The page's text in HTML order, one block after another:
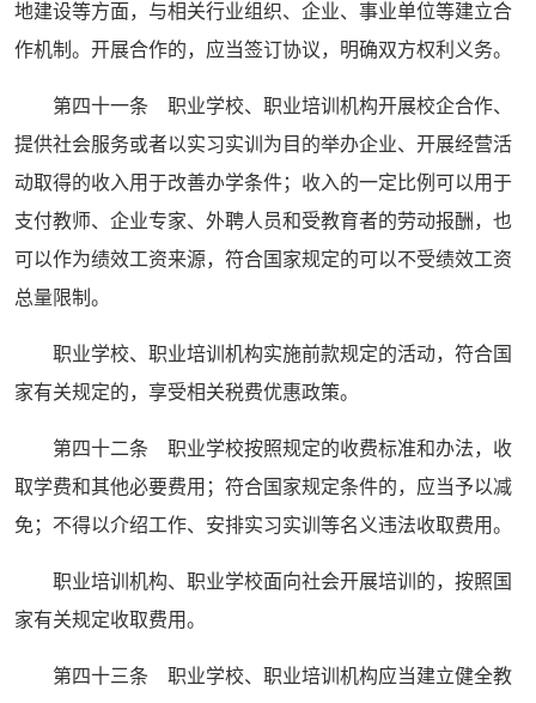
地建设等方面，与相关行业组织、企业、事业单位等建立合
作机制。开展合作的，应当签订协议，明确双方权利义务。
第四十一条 职业学校、职业培训机构开展校企合作、
提供社会服务或者以实习实训为目的举办企业、开展经营活
动取得的收入用于改善办学条件；收入的一定比例可以用于
支付教师、企业专家、外聘人员和受教育者的劳动报酬，也
可以作为绩效工资来源，符合国家规定的可以不受绩效工资
总量限制。
职业学校、职业培训机构实施前款规定的活动，符合国
家有关规定的，享受相关税费优惠政策。
第四十二条 职业学校按照规定的收费标准和办法，收
取学费和其他必要费用；符合国家规定条件的，应当予以减
免；不得以介绍工作、安排实习实训等名义违法收取费用。
职业培训机构、职业学校面向社会开展培训的，按照国
家有关规定收取费用。
第四十三条 职业学校、职业培训机构应当建立健全教